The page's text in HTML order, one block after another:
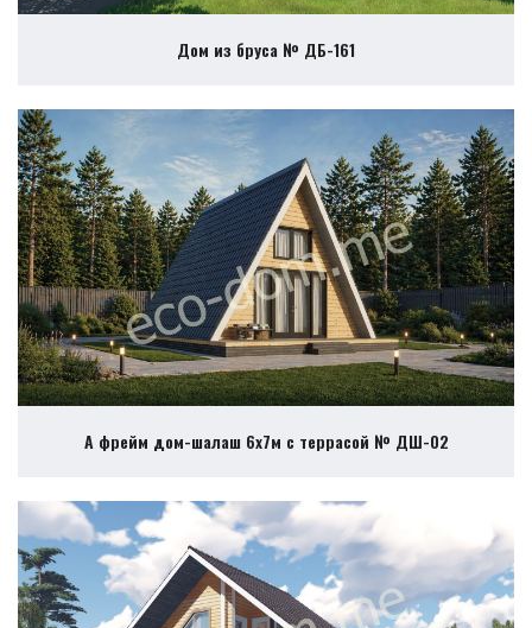
Дом из бруса № ДБ-161
А фрейм дом-шалаш 6х7м с террасой № ДШ-02